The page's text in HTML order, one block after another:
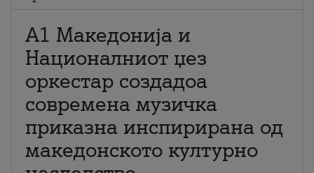
А1 Македонија и
Националниот џез
оркестар создадоа
современа музичка
приказна инспирирана од
македонското културно